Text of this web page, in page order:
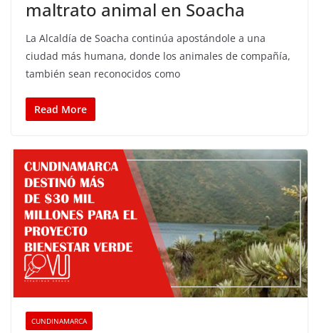
maltrato animal en Soacha
La Alcaldía de Soacha continúa apostándole a una
ciudad más humana, donde los animales de compañía,
también sean reconocidos como
Read More
CUNDINAMARCA